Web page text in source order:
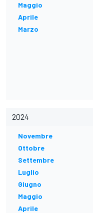
Maggio
Aprile
Marzo
2024
Novembre
Ottobre
Settembre
Luglio
Giugno
Maggio
Aprile